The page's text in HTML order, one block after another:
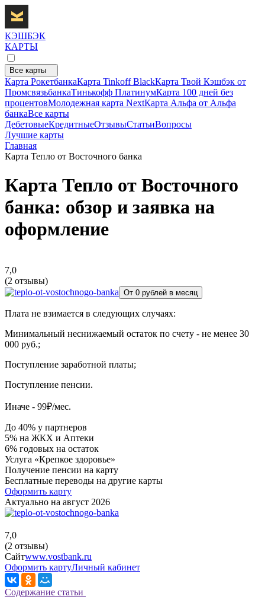
КЭШБЭК
КАРТЫ
Все карты
Карта РокетбанкаКарта Tinkoff BlackКарта Твой Кэшбэк от
ПромсвязьбанкаТинькофф ПлатинумКарта 100 дней без
процентовМолодежная карта NextКарта Альфа от Альфа
банкаВсе карты
ДебетовыеКредитныеОтзывыСтатьиВопросы
Лучшие карты
Главная
Карта Тепло от Восточного банка
Карта Тепло от Восточного
банка: обзор и заявка на
оформление
7,0
(2 отзывы)
От 0 рублей в месяц
Плата не взимается в следующих случаях:
Минимальный неснижаемый остаток по счету - не менее 30
000 руб.;
Поступление заработной платы;
Поступление пенсии.
Иначе - 99₽/мес.
До 40% у партнеров
5% на ЖКХ и Аптеки
6% годовых на остаток
Услуга «Крепкое здоровье»
Получение пенсии на карту
Бесплатные переводы на другие карты
Оформить карту
Актуально на август 2026
7,0
(2 отзывы)
Сайтwww.vostbank.ru
Оформить картуЛичный кабинет
Содержание статьи